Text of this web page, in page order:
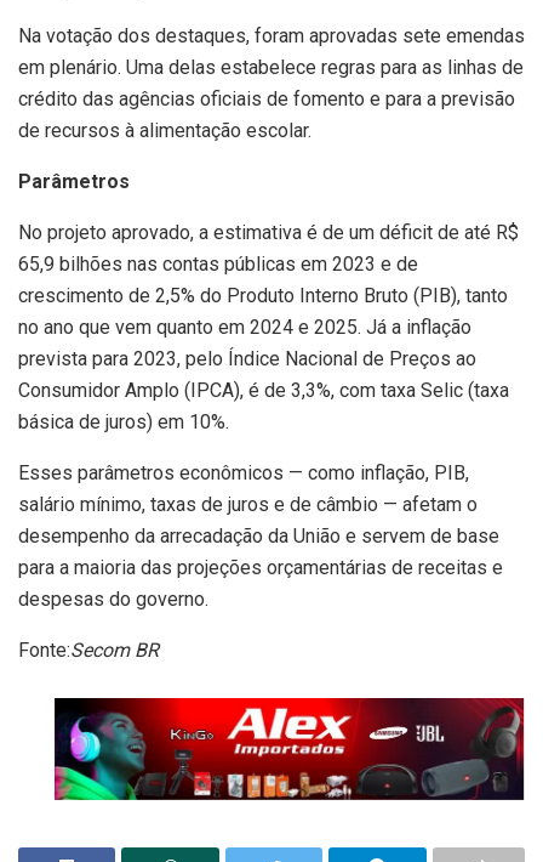
Na votação dos destaques, foram aprovadas sete emendas
em plenário. Uma delas estabelece regras para as linhas de
crédito das agências oficiais de fomento e para a previsão
de recursos à alimentação escolar.
Parâmetros
No projeto aprovado, a estimativa é de um déficit de até R$
65,9 bilhões nas contas públicas em 2023 e de
crescimento de 2,5% do Produto Interno Bruto (PIB), tanto
no ano que vem quanto em 2024 e 2025. Já a inflação
prevista para 2023, pelo Índice Nacional de Preços ao
Consumidor Amplo (IPCA), é de 3,3%, com taxa Selic (taxa
básica de juros) em 10%.
Esses parâmetros econômicos — como inflação, PIB,
salário mínimo, taxas de juros e de câmbio — afetam o
desempenho da arrecadação da União e servem de base
para a maioria das projeções orçamentárias de receitas e
despesas do governo.
Fonte:Secom BR